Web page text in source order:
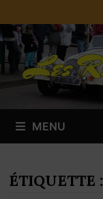
au
contenu
MENU
ÉTIQUETTE :